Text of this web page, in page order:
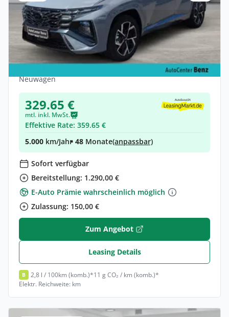
Privat
Hyundai TUCSON Tucson N LINE PLUG-IN
*SCHWABENAKTION AUGUST*
Hybrid •
288 PS (212 kW)
Neuwagen
329.65 €
mtl. inkl. MwSt.
Effektive Rate: 359.65 €
5.000 km/Jahr• 48 Monate(anpassbar)
Sofort verfügbar
Bereitstellung: 1.290,00 €
E-Auto Prämie wahrscheinlich möglich
Zulassung: 150,00 €
Zum Angebot
Leasing Details
B 2,8 l / 100km (komb.)*11 g CO₂ / km (komb.)*
Elektr. Reichweite: km